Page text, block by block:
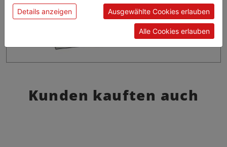
Kunden kauften auch
Details anzeigen Ausgewählte Cookies erlauben
Alle Cookies erlauben